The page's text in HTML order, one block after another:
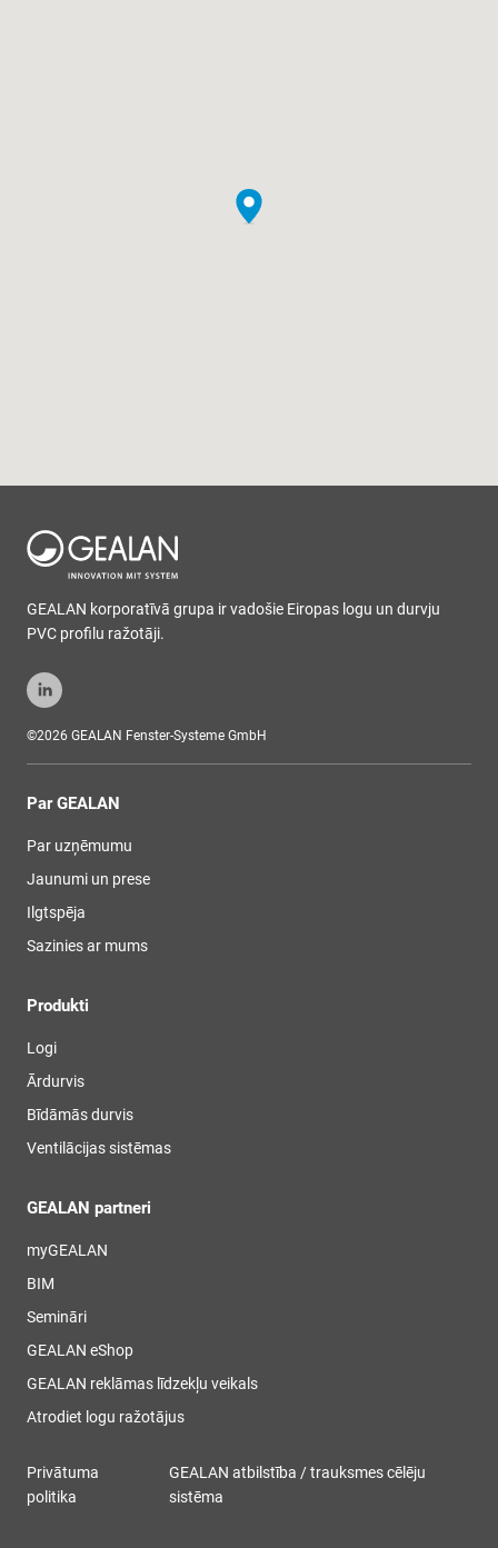
GEALAN korporatīvā grupa ir vadošie Eiropas logu un durvju
PVC profilu ražotāji.
©2026 GEALAN Fenster-Systeme GmbH
Par GEALAN
Par uzņēmumu
Jaunumi un prese
Ilgtspēja
Sazinies ar mums
Produkti
Logi
Ārdurvis
Bīdāmās durvis
Ventilācijas sistēmas
GEALAN partneri
myGEALAN
BIM
Semināri
GEALAN eShop
GEALAN reklāmas līdzekļu veikals
Atrodiet logu ražotājus
Privātuma
politika
GEALAN atbilstība / trauksmes cēlēju
sistēma